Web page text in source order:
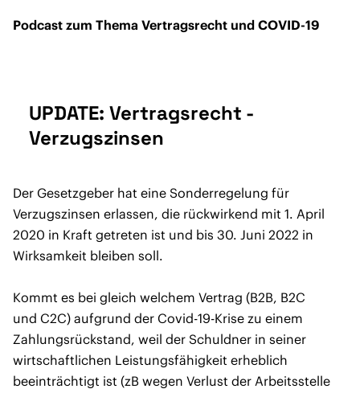
Podcast zum Thema Vertragsrecht und COVID-19
UPDATE: Vertragsrecht -
Verzugszinsen
Der Gesetzgeber hat eine Sonderregelung für
Verzugszinsen erlassen, die rückwirkend mit 1. April
2020 in Kraft getreten ist und bis 30. Juni 2022 in
Wirksamkeit bleiben soll.
Kommt es bei gleich welchem Vertrag (B2B, B2C
und C2C) aufgrund der Covid-19-Krise zu einem
Zahlungsrückstand, weil der Schuldner in seiner
wirtschaftlichen Leistungsfähigkeit erheblich
beeinträchtigt ist (zB wegen Verlust der Arbeitsstelle